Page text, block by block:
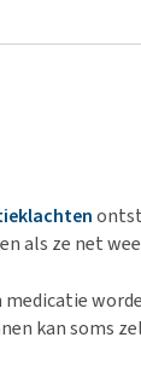
als ze net
kan soms